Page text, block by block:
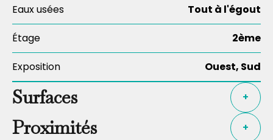
Eaux usées Tout à l'égout
Étage 2ème
Exposition Ouest, Sud
Surfaces +
Proximités +